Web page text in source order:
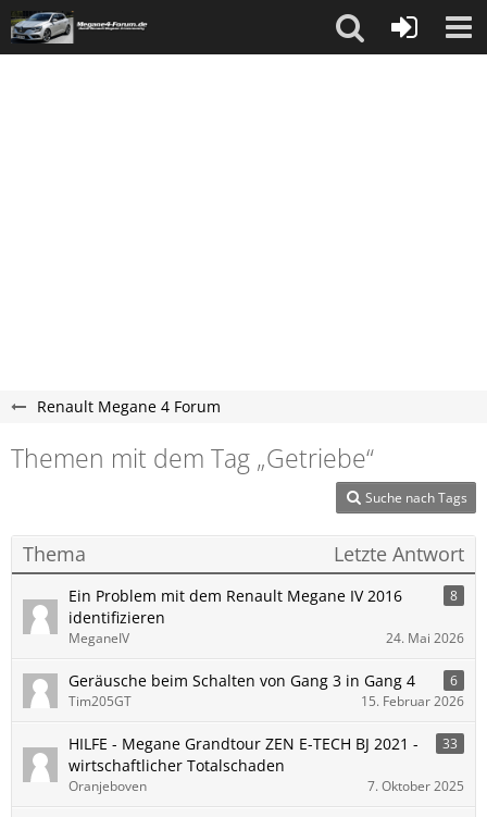
Renault Megane 4 Forum
Themen mit dem Tag „Getriebe“
Suche nach Tags
Thema Letzte Antwort
Ein Problem mit dem Renault Megane IV 2016
identifizieren
8
MeganeIV 24. Mai 2026
Geräusche beim Schalten von Gang 3 in Gang 4
6
Tim205GT
15. Februar 2026
HILFE - Megane Grandtour ZEN E-TECH BJ 2021 -
wirtschaftlicher Totalschaden
33
Oranjeboven 7. Oktober 2025